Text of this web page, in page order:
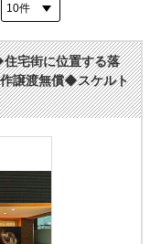
宅街に位置する落
譲渡無償◆スケルト